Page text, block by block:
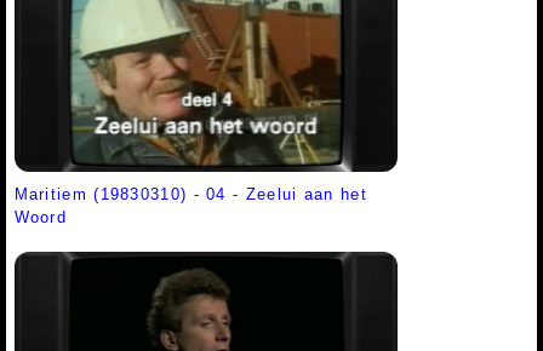
Maritiem (19830310) - 04 - Zeelui aan het
Woord